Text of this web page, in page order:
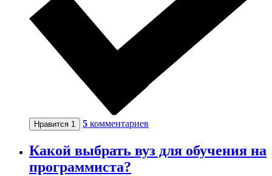
Нравится 1 5 комментариев
Какой выбрать вуз для обучения на
программиста?